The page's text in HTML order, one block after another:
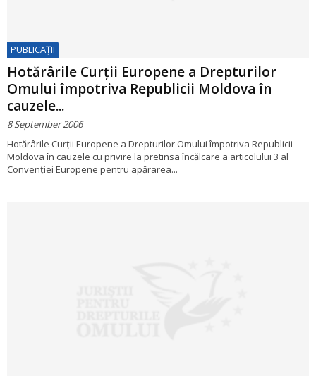
PUBLICAŢII
Hotărârile Curţii Europene a Drepturilor
Omului împotriva Republicii Moldova în
cauzele...
8 September 2006
Hotărârile Curţii Europene a Drepturilor Omului împotriva Republicii
Moldova în cauzele cu privire la pretinsa încălcare a articolului 3 al
Convenţiei Europene pentru apărarea...